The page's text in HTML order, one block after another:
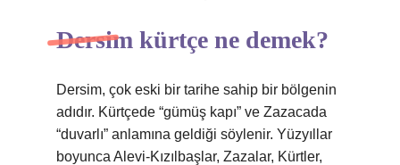
Dersim kürtçe ne demek?
Dersim, çok eski bir tarihe sahip bir bölgenin
adıdır. Kürtçede “gümüş kapı” ve Zazacada
“duvarlı” anlamına geldiği söylenir. Yüzyıllar
boyunca Alevi-Kızılbaşlar, Zazalar, Kürtler,